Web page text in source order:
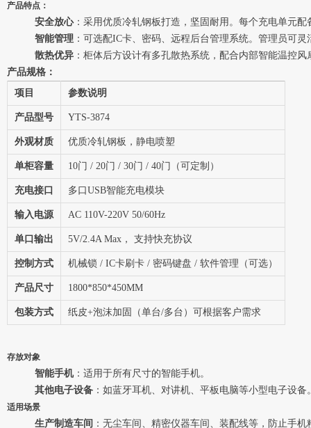
产品特点：
安全放心：采用优质冷轧钢板打造，坚固耐用。每个充电单元
智能管理 ：可选配IC卡、密码、远程后台管理系统。管理员可
散热优异 ：柜体后方设计有多孔散热系统，配合内部智能温控
产品规格：
项目
参数说明
产品型号 YTS-3874
外观材质 优质冷轧钢板，静电喷塑
单柜容量 10门 / 20门 / 30门 / 40门（可定制）
充电接口 多口USB智能充电模块
输入电源 AC 110V-220V 50/60Hz
单口输出 5V/2.4A Max， 支持快充协议
控制方式 机械锁 / IC卡刷卡 / 密码键盘 / 软件管理（可选）
产品尺寸 1800*850*450MM
包装方式 纸皮+泡沫加固（单台/多台）可根据客户需求
存放对象
智能手机：适用于所有尺寸的智能手机。
其他电子设备 ：如蓝牙耳机、对讲机、平板电脑等小型电子设备
适用场景
生产制造车间 ：无尘车间、精密仪器车间、装配线等，防止手